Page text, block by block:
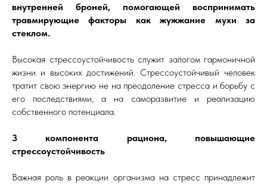
внутренней броней, помогающей воспринимать
травмирующие факторы как жужжание мухи за
стеклом.
Высокая стрессоустойчивость служит залогом гармоничной
жизни и высоких достижений. Стрессоустойчивый человек
тратит свою энергию не на преодоление стресса и борьбу с
его последствиями, а на саморазвитие и реализацию
собственного потенциала.
3 компонента рациона, повышающие
стрессоустойчивость
Важная роль в реакции организма на стресс принадлежит